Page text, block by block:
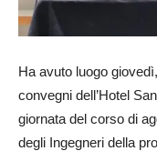
Ha avuto luogo
convegni dell’Hotel
giornata del corso di
degli Ingegneri della